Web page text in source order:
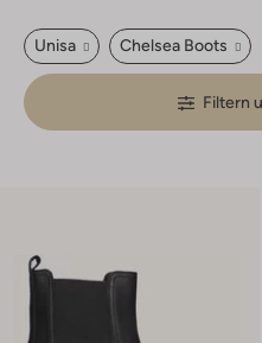
Unisa Chelsea Boots
Filtern